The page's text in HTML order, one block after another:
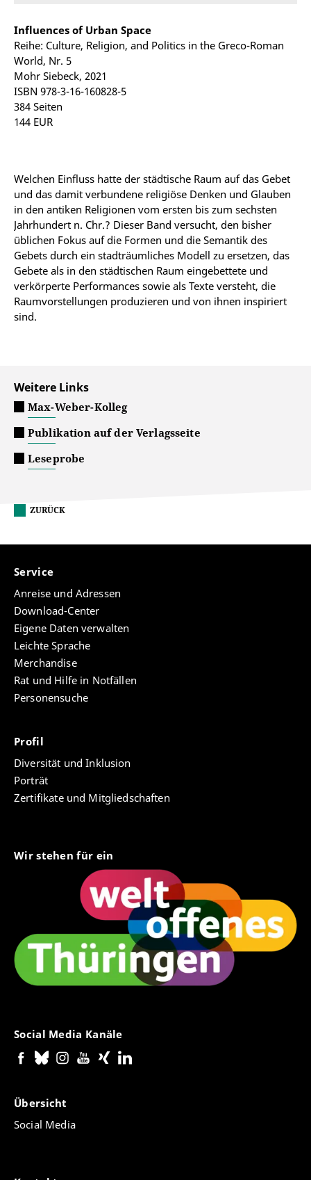
Influences of Urban Space
Reihe: Culture, Religion, and Politics in the Greco-Roman
World, Nr. 5
Mohr Siebeck, 2021
ISBN 978-3-16-160828-5
384 Seiten
144 EUR
Welchen Einfluss hatte der städtische Raum auf das Gebet
und das damit verbundene religiöse Denken und Glauben
in den antiken Religionen vom ersten bis zum sechsten
Jahrhundert n. Chr.? Dieser Band versucht, den bisher
üblichen Fokus auf die Formen und die Semantik des
Gebets durch ein stadträumliches Modell zu ersetzen, das
Gebete als in den städtischen Raum eingebettete und
verkörperte Performances sowie als Texte versteht, die
Raumvorstellungen produzieren und von ihnen inspiriert
sind.
Weitere Links
Max-Weber-Kolleg
Publikation auf der Verlagsseite
Leseprobe
ZURÜCK
Service
Anreise und Adressen
Download-Center
Eigene Daten verwalten
Leichte Sprache
Merchandise
Rat und Hilfe in Notfällen
Personensuche
Profil
Diversität und Inklusion
Porträt
Zertifikate und Mitgliedschaften
Wir stehen für ein
Social Media Kanäle
Übersicht
Social Media